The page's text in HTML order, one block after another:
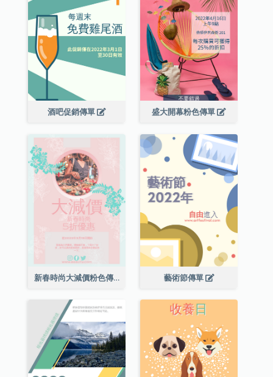
酒吧促銷傳單 盛大開幕粉色傳單
新春時尚大減價粉色傳單 藝術節傳單